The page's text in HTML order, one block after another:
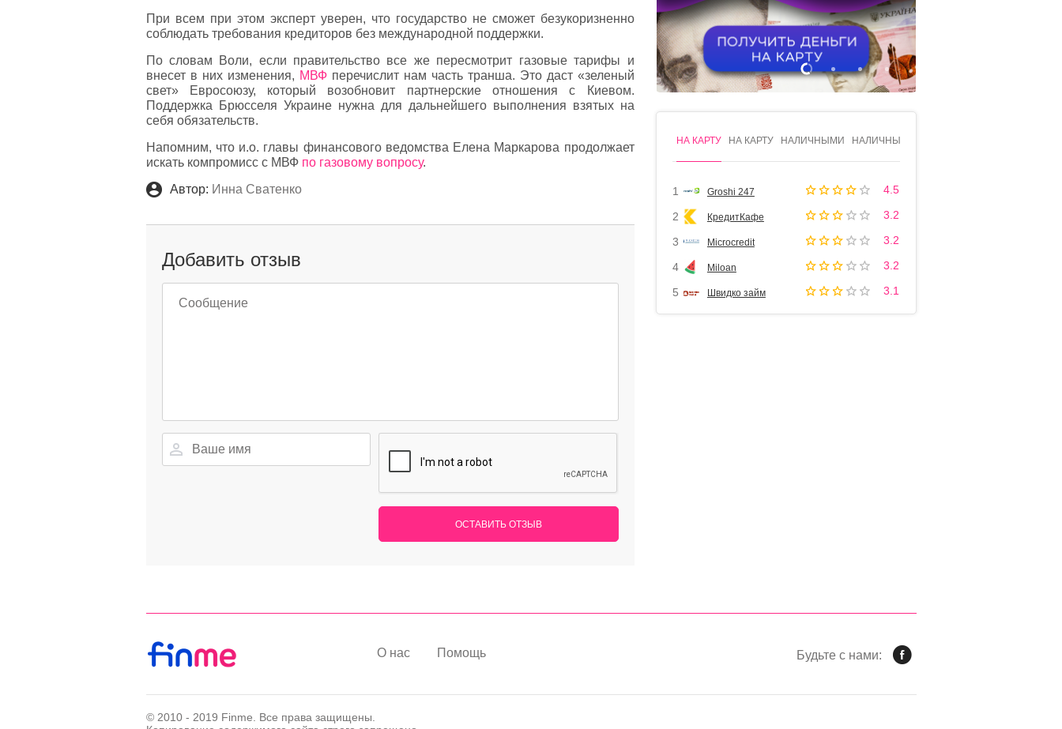
При всем при этом эксперт уверен, что государство не сможет безукоризненно
соблюдать требования кредиторов без международной поддержки.
По словам Воли, если правительство все же пересмотрит газовые тарифы и
внесет в них изменения, МВФперечислит нам часть транша. Это даст «зеленый
свет» Евросоюзу, который возобновит партнерские отношения с Киевом.
Поддержка Брюсселя Украине нужна для дальнейшего выполнения взятых на
себя обязательств.
Напомним, что и.о. главы финансового ведомства Елена Маркарова продолжает
искать компромисс с МВФ по газовому вопросу.
Автор: Инна Сватенко
Добавить отзыв
ОСТАВИТЬ ОТЗЫВ
1 2 3 4
НА КАРТУ НА КАРТУ НАЛИЧНЫМИ НАЛИЧНЫМИ
1 Groshi 247 4.5
2 КредитКафе 3.2
3 Microcredit 3.2
4 Miloan 3.2
5 Швидко займ 3.1
О нас Помощь Будьте с нами:
© 2010 - 2019 Finme. Все права защищены.